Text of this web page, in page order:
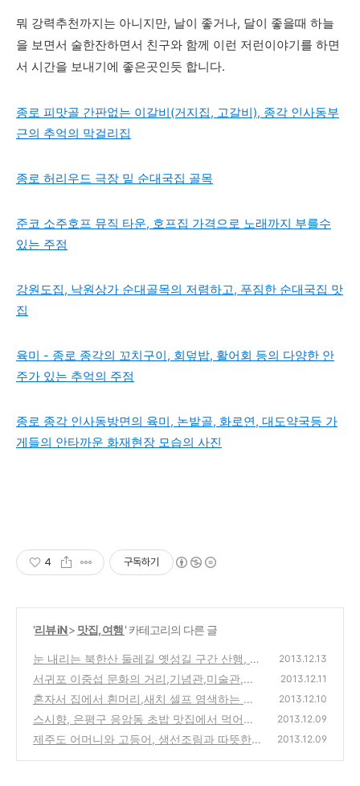
뭐 강력추천까지는 아니지만, 날이 좋거나, 달이 좋을때 하늘
을 보면서 술한잔하면서 친구와 함께 이런 저런이야기를 하면
서 시간을 보내기에 좋은곳인듯 합니다.
종로 피맛골 간판없는 이갈비(거지집, 고갈비), 종각 인사동부
근의 추억의 막걸리집
종로 허리우드 극장 밑 순대국집 골목
준코 소주호프 뮤직 타운, 호프집 가격으로 노래까지 부를수
있는 주점
강원도집, 낙원상가 순대골목의 저렴하고, 푸짐한 순대국집 맛
집
육미 - 종로 종각의 꼬치구이, 회덮밥, 활어회 등의 다양한 안
주가 있는 추억의 주점
종로 종각 인사동방면의 육미, 논밭골, 화로연, 대도약국등 가
게들의 안타까운 화재현장 모습의 사진
4 구독하기
'리뷰 iN> 맛집, 여행' 카테고리의 다른 글
눈 내리는 북한산 둘레길 옛성길 구간 산행, 멋
진 풍경을 보며 명상하듯이 등산하는 방법
2013.12.13
서귀포 이중섭 문화의 거리,기념관,미술관,거
주지-제주도 여행지 소개와 동영상
(0)
2013.12.11
혼자서 집에서 흰머리,새치 셀프 염색하는 방
법과 염색약 사용시 유의사항
(0)
2013.12.10
스시향, 은평구 응암동 초밥 맛집에서 먹어본
참치 사시미와 급속냉동후 해동한 고등어회
2013.12.09
제주도 어머니와 고등어, 생선조림과 따뜻한
2013.12.09